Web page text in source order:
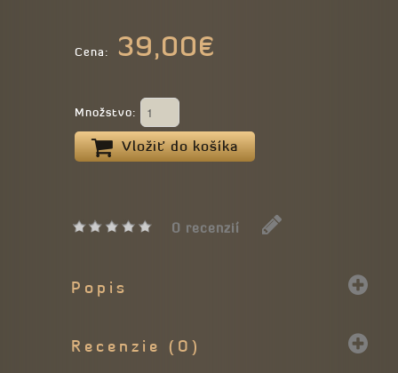
Cena: 39,00€
Množstvo:
Vložiť do košíka
0 recenzií
Popis
Recenzie (0)